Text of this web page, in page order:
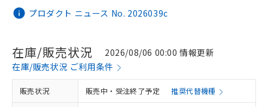
プロダクト ニュース No. 2026039c
在庫/販売状況
2026/08/06 00:00 情報更新
在庫/販売状況 ご利用条件
販売状況 販売中・受注終了予定 推奨代替機種